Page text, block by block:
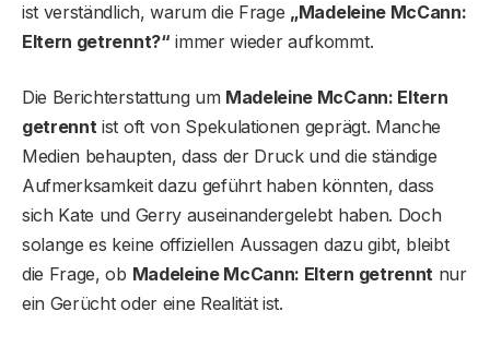
ist verständlich, warum die Frage „Madeleine McCann:
Eltern getrennt?“ immer wieder aufkommt.
Die Berichterstattung um Madeleine McCann: Eltern
getrenntist oft von Spekulationen geprägt. Manche
Medien behaupten, dass der Druck und die ständige
Aufmerksamkeit dazu geführt haben könnten, dass
sich Kate und Gerry auseinandergelebt haben. Doch
solange es keine offiziellen Aussagen dazu gibt, bleibt
die Frage, ob Madeleine McCann: Eltern getrenntnur
ein Gerücht oder eine Realität ist.